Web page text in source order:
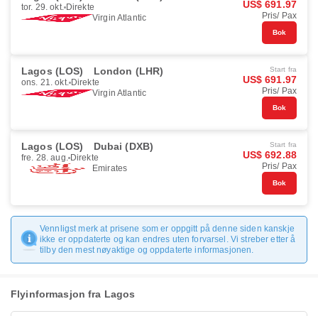
tor. 29. okt. Direkte
Virgin Atlantic
US$ 691.97
Pris/ Pax
Bok
Lagos (LOS) London (LHR)
ons. 21. okt. Direkte
Virgin Atlantic
Start fra
US$ 691.97
Pris/ Pax
Bok
Lagos (LOS) Dubai (DXB)
fre. 28. aug. Direkte
Emirates
Start fra
US$ 692.88
Pris/ Pax
Bok
Vennligst merk at prisene som er oppgitt på denne siden kanskje
ikke er oppdaterte og kan endres uten forvarsel. Vi streber etter å
tilby den mest nøyaktige og oppdaterte informasjonen.
Flyinformasjon fra Lagos